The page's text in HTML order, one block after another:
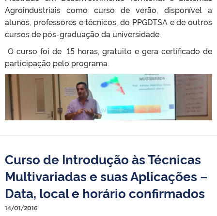
Agroindustriais como curso de verão, disponível a
alunos, professores e técnicos, do PPGDTSA e de outros
cursos de pós-graduação da universidade.
O curso foi de 15 horas, gratuito e gera certificado de
participação pelo programa.
Curso de Introdução às Técnicas
Multivariadas e suas Aplicações –
Data, local e horário confirmados
14/01/2016